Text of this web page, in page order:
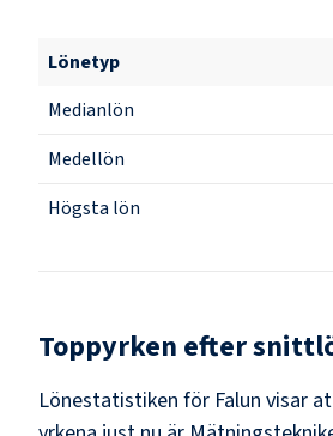
Lönetyp
Medianlön
Medellön
Högsta lön
Toppyrken efter
Lönestatistiken för Falun visar